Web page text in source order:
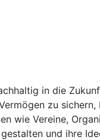
in die
zu
wie Vereine,
und ihre